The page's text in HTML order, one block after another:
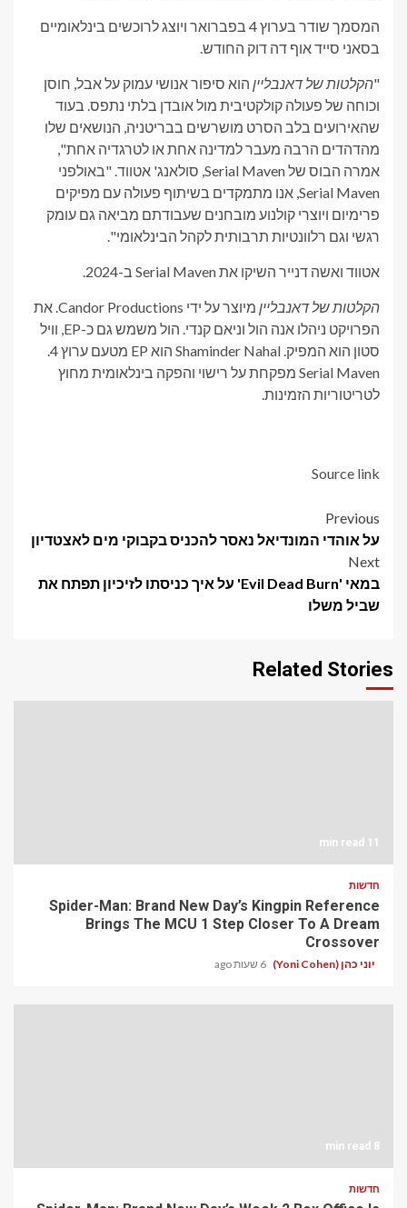
המסמך שודר בערוץ 4 בפברואר ויוצג לרוכשים בינלאומיים
בסאני סייד אוף דה דוק החודש.
"הקלטות של דאנבליין הוא סיפור אנושי עמוק על אבל, חוסן
וכוחה של פעולה קולקטיבית מול אובדן בלתי נתפס. בעוד
שהאירועים בלב הסרט מושרשים בבריטניה, הנושאים שלו
מהדהדים הרבה מעבר למדינה אחת או לטרגדיה אחת",
אמרה הבוס של Serial Maven, סולאנג' אטווד. "באולפני
Serial Maven, אנו מתמקדים בשיתוף פעולה עם מפיקים
פרימיום ויוצרי קולנוע מובחנים שעבודתם מביאה גם עומק
רגשי וגם רלוונטיות תרבותית לקהל הבינלאומי".
אטווד ואשה דנייר השיקו את Serial Maven ב-2024.
הקלטות של דאנבליין
מיוצר על ידי Candor Productions. את
הפרויקט ניהלו אנה הול וניאם קנדי. הול משמש גם כ-EP, וויל
סטון הוא המפיק. Shaminder Nahal הוא EP מטעם ערוץ 4.
Serial Maven מפקחת על רישוי והפקה בינלאומית מחוץ
לטריטוריות הזמינות.
Source link
Post
navigation
Previous
על אוהדי המונדיאל נאסר להכניס בקבוקי מים לאצטדיון
Next
במאי 'Evil Dead Burn' על איך כניסתו לזיכיון תפתח את
שביל משלו
Related Stories
11 min read
חדשות
Spider-Man: Brand New Day’s Kingpin Reference
Brings The MCU 1 Step Closer To A Dream
Crossover
יוני כהן (Yoni Cohen) 6 שעות ago
8 min read
חדשות